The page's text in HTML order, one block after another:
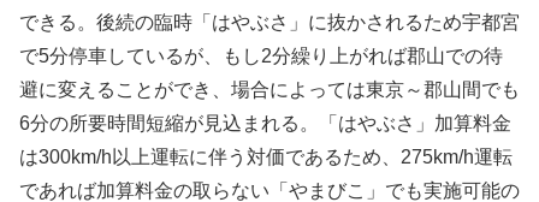
できる。後続の臨時「はやぶさ」に抜かされるため宇都宮
で5分停車しているが、もし2分繰り上がれば郡山での待
避に変えることができ、場合によっては東京～郡山間でも
6分の所要時間短縮が見込まれる。「はやぶさ」加算料金
は300km/h以上運転に伴う対価であるため、275km/h運転
であれば加算料金の取らない「やまびこ」でも実施可能の